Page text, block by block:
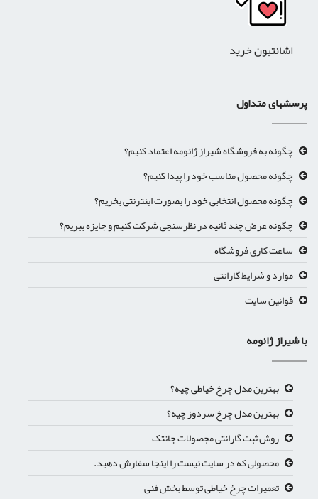
اشانتیون خرید
پرسشهای متداول
چگونه به فروشگاه شیراز ژانومه اعتماد کنیم؟
چگونه محصول مناسب خود را پیدا کنیم؟
چگونه محصول انتخابی خود را بصورت اینترنتی بخریم؟
چگونه عرض چند ثانیه در نظرسنجی شرکت کنیم و جایزه ببریم؟
ساعت کاری فروشگاه
موارد و شرایط گارانتی
قوانین سایت
با شیراز ژانومه
بهترین مدل چرخ خیاطی چیه؟
بهترین مدل چرخ سردوز چیه؟
روش ثبت گارانتی مجصولات جانتک
محصولی که در سایت نیست را اینجا سفارش دهید.
تعمیرات چرخ خیاطی توسط بخش فنی